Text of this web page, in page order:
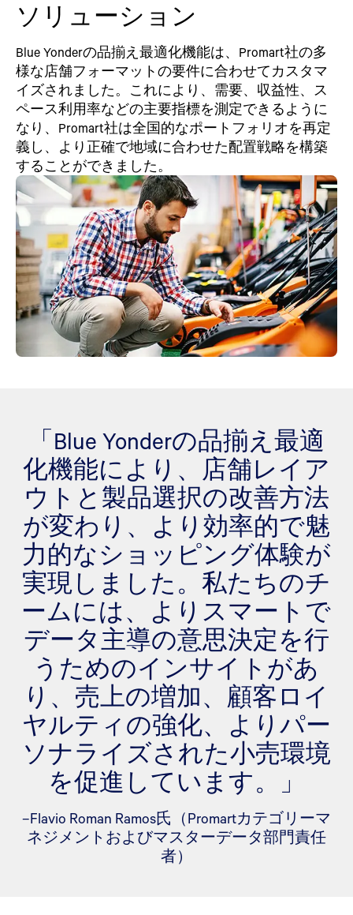
ソリューション
Blue Yonderの品揃え最適化機能は、Promart社の多
様な店舗フォーマットの要件に合わせてカスタマ
イズされました。これにより、需要、収益性、ス
ペース利用率などの主要指標を測定できるように
なり、Promart社は全国的なポートフォリオを再定
義し、より正確で地域に合わせた配置戦略を構築
することができました。
「Blue Yonderの品揃え最適
化機能により、店舗レイア
ウトと製品選択の改善方法
が変わり、より効率的で魅
力的なショッピング体験が
実現しました。私たちのチ
ームには、よりスマートで
データ主導の意思決定を行
うためのインサイトがあ
り、売上の増加、顧客ロイ
ヤルティの強化、よりパー
ソナライズされた小売環境
を促進しています。」
–Flavio Roman Ramos氏（Promartカテゴリーマ
ネジメントおよびマスターデータ部門責任
者）